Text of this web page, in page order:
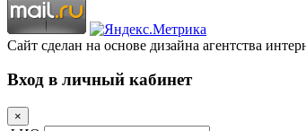
Сайт сделан на основе дизайна агентства
Вход в личный кабинет
×